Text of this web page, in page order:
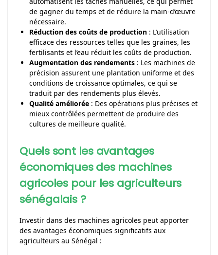
de gagner du temps et de réduire la main-d’œuvre
nécessaire.
Réduction des coûts de production : L’utilisation
efficace des ressources telles que les graines, les
fertilisants et l’eau réduit les coûts de production.
Augmentation des rendements : Les machines de
précision assurent une plantation uniforme et des
conditions de croissance optimales, ce qui se
traduit par des rendements plus élevés.
Qualité améliorée : Des opérations plus précises et
mieux contrôlées permettent de produire des
cultures de meilleure qualité.
Quels sont les avantages
économiques des machines
agricoles pour les agriculteurs
sénégalais ?
Investir dans des machines agricoles peut apporter
des avantages économiques significatifs aux
agriculteurs au Sénégal :